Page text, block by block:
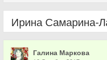
Ирина Самарина-
Галина Маркова